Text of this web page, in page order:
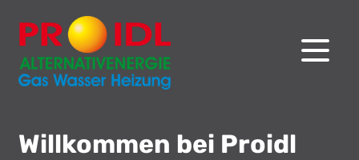
Willkommen bei Proidl